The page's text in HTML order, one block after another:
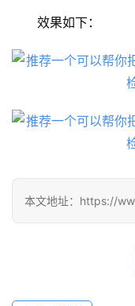
源
项
效果如下：
本文地址：https://